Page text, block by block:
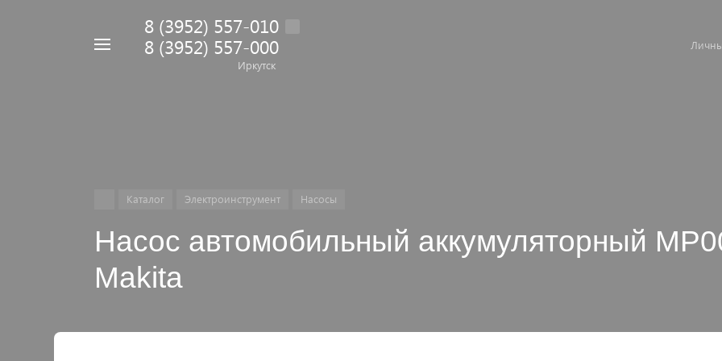
8 (3952) 557-010
8 (3952) 557-000
Иркутск
Каталог Электроинструмент Насосы
Насос автомобильный аккумуляторный
Makita